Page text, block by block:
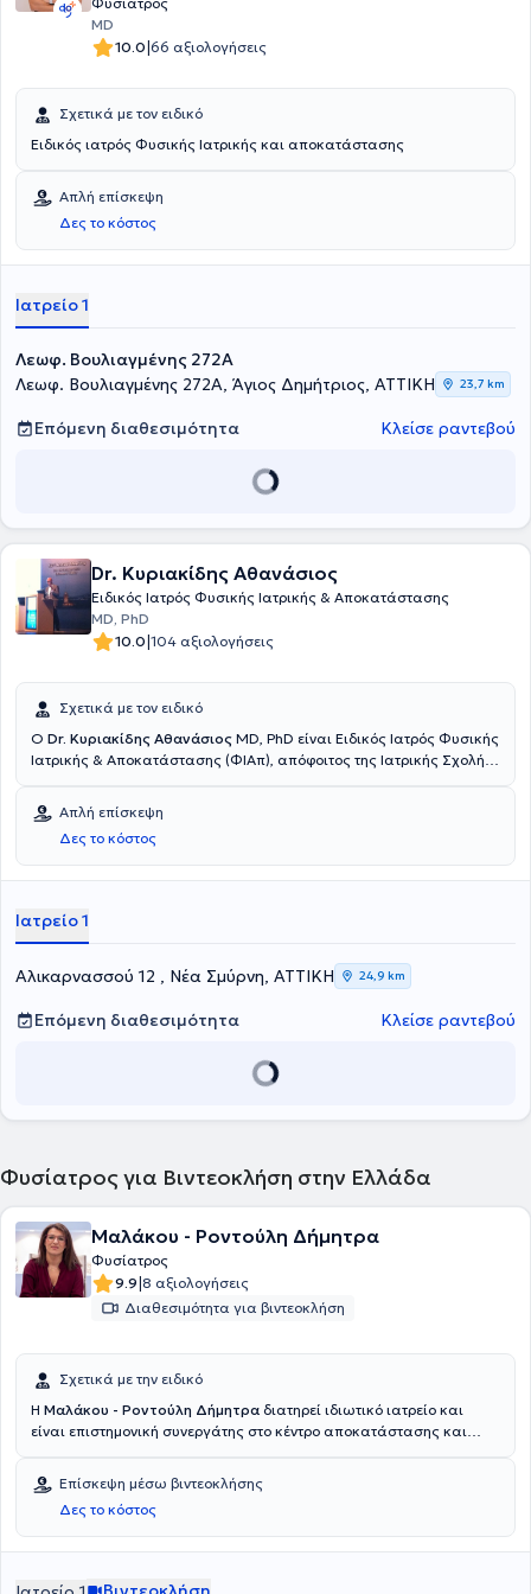
MD
10.0|66 αξιολογήσεις
Σχετικά με τον ειδικό
Ειδικός ιατρός Φυσικής Ιατρικής και αποκατάστασης
Απλή επίσκεψη
Δες το κόστος
Ιατρείο 1
Λεωφ. Βουλιαγμένης 272A
Λεωφ. Βουλιαγμένης 272A, Άγιος Δημήτριος, ΑΤΤΙΚΗ
23,7 km
Επόμενη διαθεσιμότητα Κλείσε ραντεβού
Dr. Κυριακίδης Αθανάσιος
Ειδικός Ιατρός Φυσικής Ιατρικής & Αποκατάστασης
MD, PhD
10.0|104 αξιολογήσεις
Σχετικά με τον ειδικό
Ο Dr. Κυριακίδης Αθανάσιος MD, PhD είναι Ειδικός Ιατρός Φυσικής
Ιατρικής & Αποκατάστασης (ΦΙΑπ), απόφοιτος της Ιατρικής Σχολής
αριστούχος Διδάκτωρ της Ιατρικής Σχολής του Πανεπιστημίου
Πατρών, ο οποίος διατηρεί ιδιωτικό ιατρείο στη Νέα Σμύρνη. Έχει
εξειδικευτεί στη Μεγάλη Βρετανία σε κακώσεις σπονδυλικής
στήλης και νωτιαίου μυελού και στην αποκατάσταση αθλητικών
νευροπαθητικής αιτιολογίας με ολιστική προσέγγιση,
συνδυάζοντας την ιατρική φροντίδα με οδηγίες θεραπευτικής
Απλή επίσκεψη
Δες το κόστος
Ιατρείο 1
Αλικαρνασσού 12 , Νέα Σμύρνη, ΑΤΤΙΚΗ 24,9 km
Επόμενη διαθεσιμότητα Κλείσε ραντεβού
Φυσίατρος για Βιντεοκλήση στην Ελλάδα
Μαλάκου - Ροντούλη Δήμητρα
Φυσίατρος
9.9|8 αξιολογήσεις
Διαθεσιμότητα για βιντεοκλήση
Σχετικά με την ειδικό
Η Μαλάκου - Ροντούλη Δήμητρα διατηρεί ιδιωτικό ιατρείο και
είναι επιστημονική συνεργάτης στο κέντρο αποκατάστασης και
του χρόνιου πόνου του μυοσκελετικού συστήματος με περινευρικές
ενέσεις – Lyftogt PI.T και αναγεννητική ιατρική (regenerative
medicine) με προλοθεραπεία - prolotherapy, μεσοθεραπεία, ιατρικό
βελονισμό.Εξειδικεύεται στο πελματογράφημα - ανάλυση βάδισης
European Board of Physical Medicine and Rehabilitation, απόφοιτη
Επίσκεψη μέσω βιντεοκλήσης
Δες το κόστος